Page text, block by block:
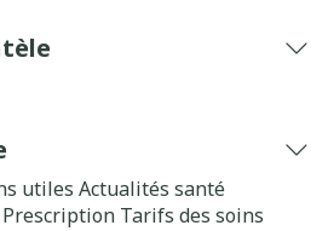
utiles Actualités santé
Prescription Tarifs des soins